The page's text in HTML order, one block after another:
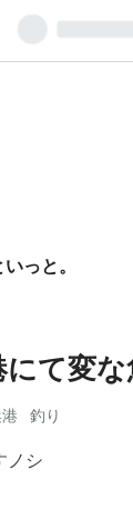
っと。
て変
釣り
ノシ